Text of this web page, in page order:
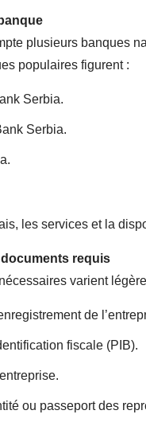
plusieurs banques
populaires figurent :
Serbia.
Serbia.
les services et la
documents requis
varient
de
fiscale (PIB).
ou passeport des